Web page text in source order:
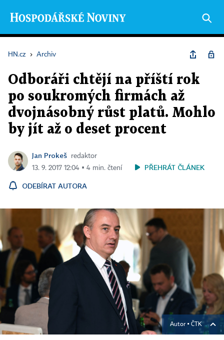
HN.cz › Archiv
Odboráři chtějí na příští rok
po soukromých firmách až
dvojnásobný růst platů. Mohlo
by jít až o deset procent
Jan Prokeš
redaktor
13. 9. 2017 12:04 ▪ 4 min. čtení
PŘEHRÁT ČLÁNEK
ODEBÍRAT AUTORA
Autor ▪ ČTK